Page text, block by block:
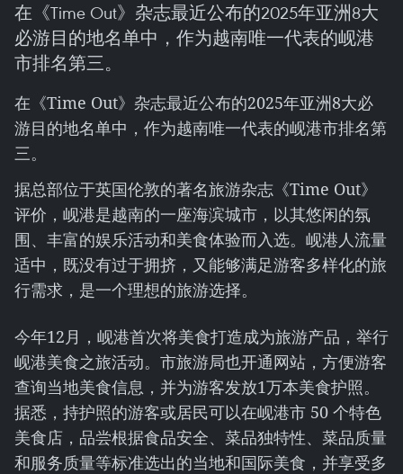
在《Time Out》杂志最近公布的2025年亚洲8大
必游目的地名单中，作为越南唯一代表的岘港
市排名第三。
在《Time Out》杂志最近公布的2025年亚洲8大必
游目的地名单中，作为越南唯一代表的岘港市排名第
三。
据总部位于英国伦敦的著名旅游杂志《Time Out》
评价，岘港是越南的一座海滨城市，以其悠闲的氛
围、丰富的娱乐活动和美食体验而入选。岘港人流量
适中，既没有过于拥挤，又能够满足游客多样化的旅
行需求，是一个理想的旅游选择。
今年12月，岘港首次将美食打造成为旅游产品，举行
岘港美食之旅活动。市旅游局也开通网站，方便游客
查询当地美食信息，并为游客发放1万本美食护照。
据悉，持护照的游客或居民可以在岘港市 50 个特色
美食店，品尝根据食品安全、菜品独特性、菜品质量
和服务质量等标准选出的当地和国际美食，并享受多